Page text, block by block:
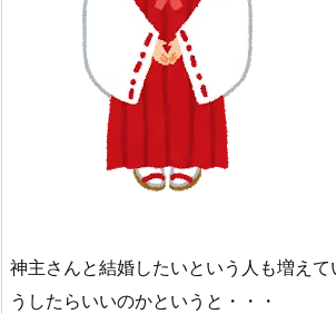
神主さんと結婚したいという人も増え
うしたらいいのかというと・・・